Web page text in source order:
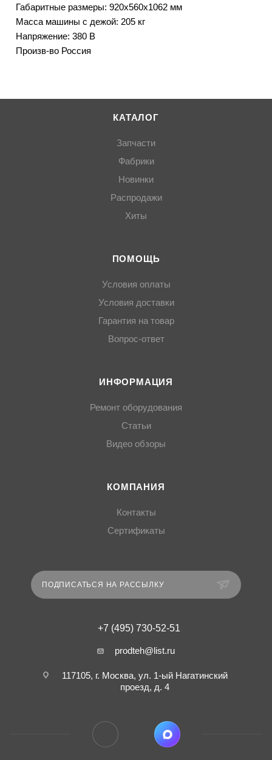
Габаритные размеры: 920х560х1062 мм
Масса машины с дежой: 205 кг
Напряжение: 380 В
Произв-во Россия
КАТАЛОГ
Запчасти
Фабрики
Новинки
Распродажи
Хиты
ПОМОЩЬ
Условия оплаты
Условия доставки
Гарантия на товар
Вопрос-ответ
ИНФОРМАЦИЯ
Ремонт оборудования
Статьи
Видео обзоры
КОМПАНИЯ
Контакты
Сертификаты
ПОДПИСАТЬСЯ НА РАССЫЛКУ
+7 (495) 730-52-51
prodteh@list.ru
117105, г. Москва, ул. 1-ый Нагатинский
проезд, д. 4